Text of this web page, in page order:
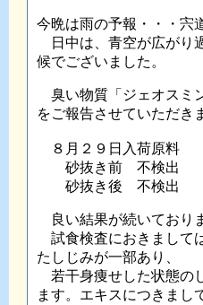
今晩は雨の予報・・・宍
日中は、青空が広がり
候でございました。
臭い物質「ジェオスミ
をご報告させていただき
８月２９日入荷原料
砂抜き前 不検出
砂抜き後 不検出
良い結果が続いており
試食検査におきまして
たしじみが一部あり、
若干身痩せした状態の
ます。エキスにつきまし